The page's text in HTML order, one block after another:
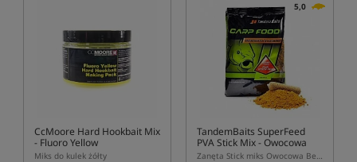
CcMoore Hard Hookbait Mix
- Fluoro Yellow
Miks do kulek żółty
5,0
TandemBaits SuperFeed
PVA Stick Mix- Owocowa
Bestia
Zanęta Stick miks Owocowa Bestia